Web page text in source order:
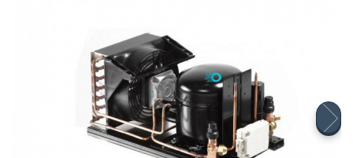
Ventilatoare EbmPapst
Ventilatoare WEIGUANG
Ventilatoare turbina
VENTILATOARE AXIALE
Compresoare Jiaxipera